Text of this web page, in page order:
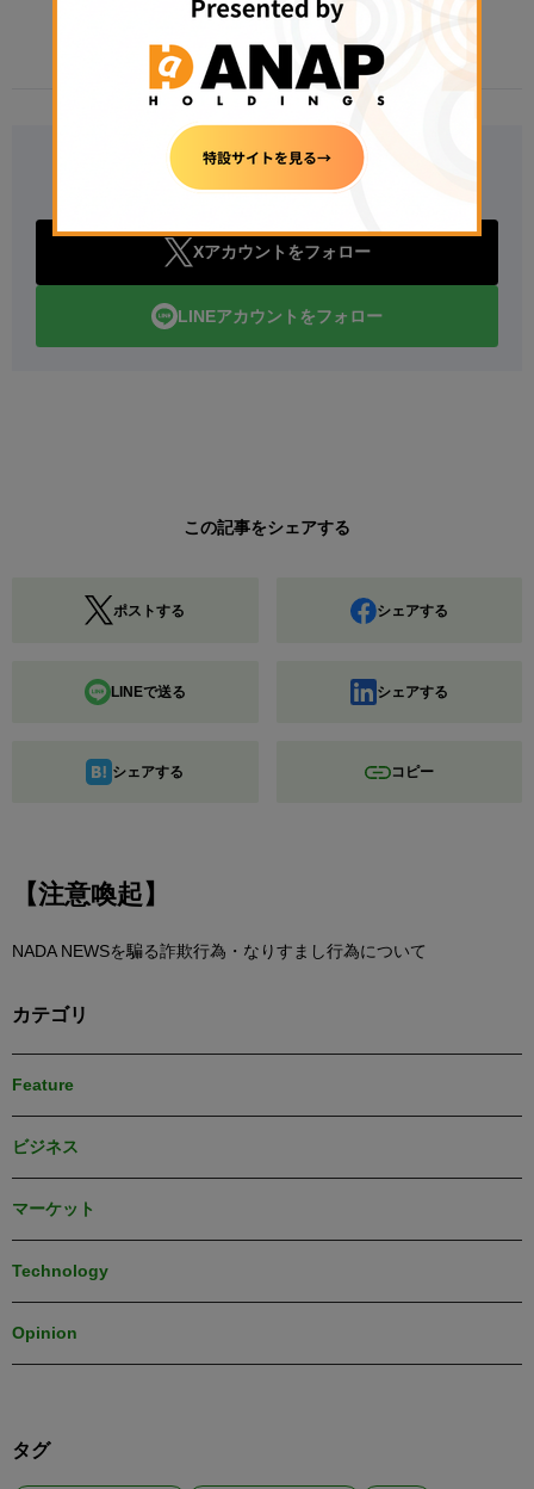
2026年8月6日 08:45
Follow Us
Xアカウントをフォロー
LINEアカウントをフォロー
この記事をシェアする
ポストする シェアする
LINEで送る シェアする
シェアする コピー
【注意喚起】
NADA NEWSを騙る詐欺行為・なりすまし行為について
カテゴリ
Feature
ビジネス
マーケット
Technology
Opinion
タグ